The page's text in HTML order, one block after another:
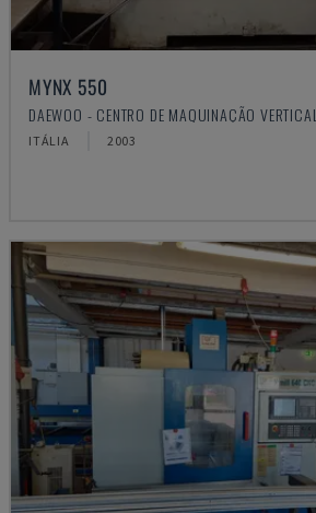
MYNX 550
DAEWOO - CENTRO DE MAQUINAÇÃO VERTICAL
ITÁLIA 2003